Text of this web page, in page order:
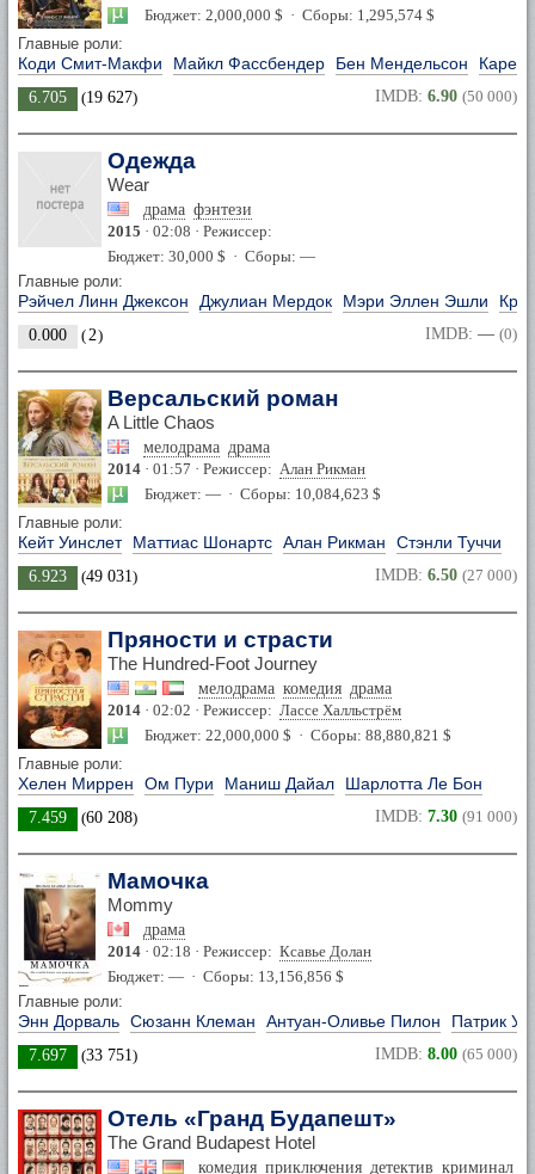
Бюджет: 2,000,000 $ · Сборы: 1,295,574 $
Главные роли:
Коди Смит-Макфи Майкл Фассбендер Бен Мендельсон Карен
6.705 (19 627) IMDB: 6.90 (50 000)
Одежда
Wear
драма фэнтези
2015 · 02:08 · Режиссер:
Бюджет: 30,000 $ · Сборы: —
Главные роли:
Рэйчел Линн Джексон Джулиан Мердок Мэри Эллен Эшли
0.000 (2) IMDB: — (0)
Версальский роман
A Little Chaos
мелодрама драма
2014 · 01:57 · Режиссер: Алан Рикман
Бюджет: — · Сборы: 10,084,623 $
Главные роли:
Кейт Уинслет Маттиас Шонартс Алан Рикман Стэнли Туччи
6.923 (49 031) IMDB: 6.50 (27 000)
Пряности и страсти
The Hundred-Foot Journey
мелодрама комедия драма
2014 · 02:02 · Режиссер: Лассе Халльстрём
Бюджет: 22,000,000 $ · Сборы: 88,880,821 $
Главные роли:
Хелен Миррен Ом Пури Маниш Дайал Шарлотта Ле Бон
7.459 (60 208) IMDB: 7.30 (91 000)
Мамочка
Mommy
драма
2014 · 02:18 · Режиссер: Ксавье Долан
Бюджет: — · Сборы: 13,156,856 $
Главные роли:
Энн Дорваль Сюзанн Клеман Антуан-Оливье Пилон Патрик
7.697 (33 751) IMDB: 8.00 (65 000)
Отель «Гранд Будапешт»
The Grand Budapest Hotel
комедия приключения детектив криминал